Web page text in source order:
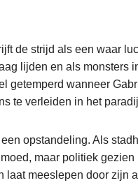
de strijd als een waar
lijden en als monsters
getemperd wanneer
te verleiden in het
opstandeling. Als
maar politiek
laat meeslepen door zijn